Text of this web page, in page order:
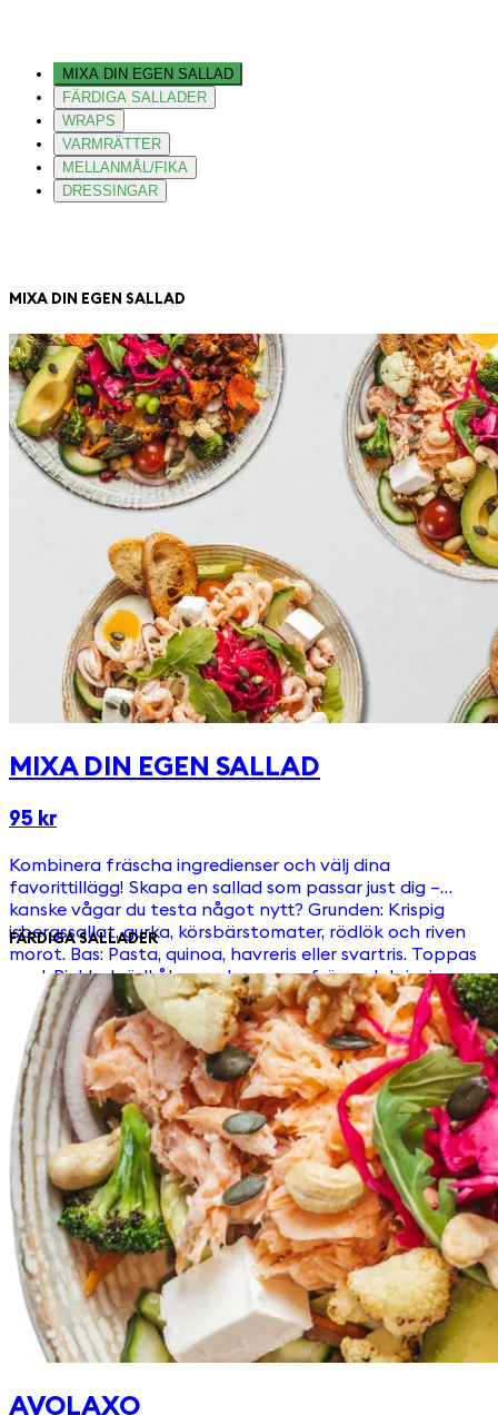
MIXA DIN EGEN SALLAD
FÄRDIGA SALLADER
WRAPS
VARMRÄTTER
MELLANMÅL/FIKA
DRESSINGAR
MIXA DIN EGEN SALLAD
MIXA DIN EGEN SALLAD
95 kr
Kombinera fräscha ingredienser och välj dina
favorittillägg! Skapa en sallad som passar just dig –
kanske vågar du testa något nytt? Grunden: Krispig
isbergssallat, gurka, körsbärstomater, rödlök och riven
morot. Bas: Pasta, quinoa, havreris eller svartris. Toppas
med: Picklad rödkål, ruccola, pumpafrön och krispiga
krutonger. Välj till en av våra goda och egengjorda
dressingar!
FÄRDIGA SALLADER
AVOLAXO